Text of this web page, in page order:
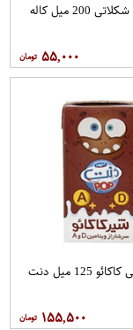
میل کاله
۵۵,۰۰۰
125 میل دنت
۱۵۵,۵۰۰